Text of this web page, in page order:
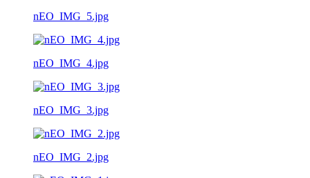
nEO_IMG_5.jpg
nEO_IMG_4.jpg
nEO_IMG_3.jpg
nEO_IMG_2.jpg